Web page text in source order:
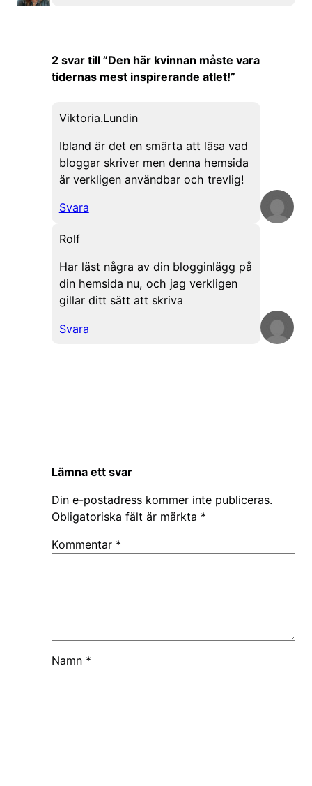
2 svar till ”Den här kvinnan måste vara
tidernas mest inspirerande atlet!”
Viktoria.Lundin
Ibland är det en smärta att läsa vad
bloggar skriver men denna hemsida
är verkligen användbar och trevlig!
Svara
Rolf
Har läst några av din blogginlägg på
din hemsida nu, och jag verkligen
gillar ditt sätt att skriva
Svara
Lämna ett svar
Din e-postadress kommer inte publiceras.
Obligatoriska fält är märkta *
Kommentar *
Namn *